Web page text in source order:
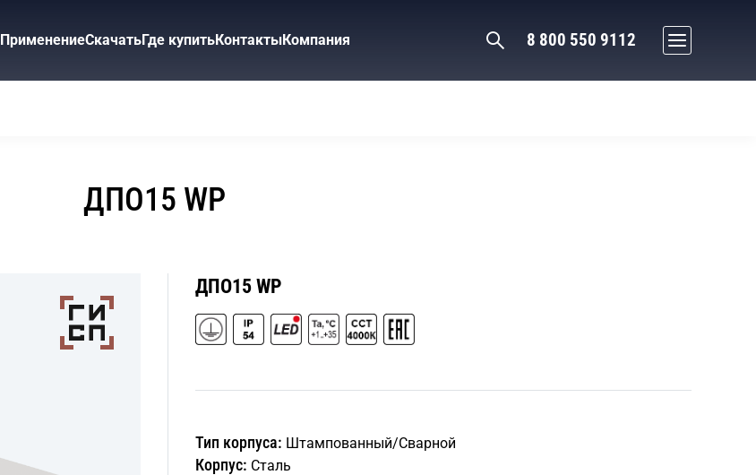
ПрименениеСкачатьГде купитьКонтактыКомпания 8 800 550 9112
ДПО15 WP
ДПО15 WP
Тип корпуса: Штампованный/Сварной
Корпус: Сталь